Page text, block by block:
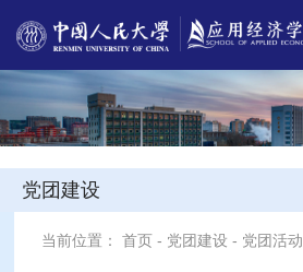
党团建设
当前位置：首页 - 党团建设 - 党团活动